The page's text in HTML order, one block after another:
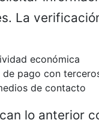
La
económica
pago con
de contacto
lo anterior